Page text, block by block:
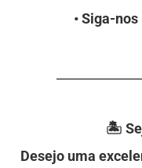
• Siga-nos
🏝️
Desejo uma